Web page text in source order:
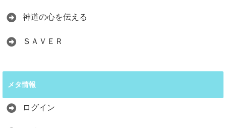
神道の心を伝える
ＳＡＶＥＲ
メタ情報
ログイン